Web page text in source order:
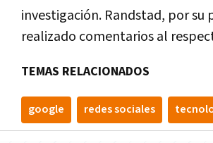
investigación. Randstad, por su
realizado comentarios al
TEMAS RELACIONADOS
google redes sociales